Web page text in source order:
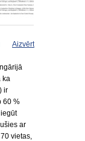
Aizvērt
ka
ir
60 %
ar
vietas,